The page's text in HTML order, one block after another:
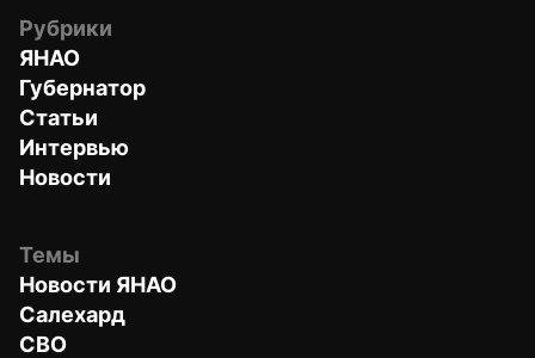
Рубрики
ЯНАО
Губернатор
Статьи
Интервью
Новости
Темы
Новости ЯНАО
Салехард
СВО